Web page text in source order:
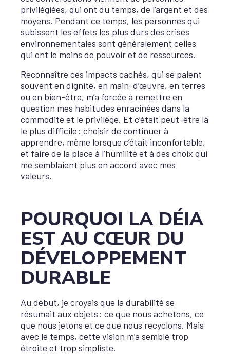
privilégiées, qui ont du temps, de l’argent et des
moyens. Pendant ce temps, les personnes qui
subissent les effets les plus durs des crises
environnementales sont généralement celles
qui ont le moins de pouvoir et de ressources.
Reconnaître ces impacts cachés, qui se paient
souvent en dignité, en main-d’œuvre, en terres
ou en bien-être, m’a forcée à remettre en
question mes habitudes enracinées dans la
commodité et le privilège. Et c’était peut-être là
le plus difficile : choisir de continuer à
apprendre, même lorsque c’était inconfortable,
et faire de la place à l’humilité et à des choix qui
me semblaient plus en accord avec mes
valeurs.
POURQUOI LA DÉIA
EST AU CŒUR DU
DÉVELOPPEMENT
DURABLE
Au début, je croyais que la durabilité se
résumait aux objets : ce que nous achetons, ce
que nous jetons et ce que nous recyclons. Mais
avec le temps, cette vision m’a semblé trop
étroite et trop simpliste.